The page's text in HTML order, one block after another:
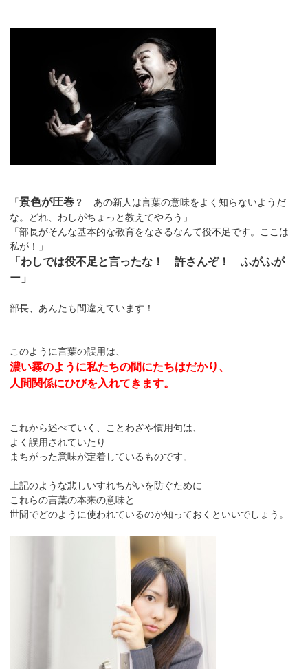
「景色が圧巻 ？ あの新人は言葉の意味をよく知らないようだ
な。どれ、わしがちょっと教えてやろう」
「部長がそんな基本的な教育をなさるなんて役不足です。ここは
私が！」
「わしでは役不足と言ったな！ 許さんぞ！ ふがふが
ー」
部長、あんたも間違えています！
このように言葉の誤用は、
濃い霧のように私たちの間にたちはだかり、
人間関係にひびを入れてきます。
これから述べていく、ことわざや慣用句は、
よく誤用されていたり
まちがった意味が定着しているものです。
上記のような悲しいすれちがいを防ぐために
これらの言葉の本来の意味と
世間でどのように使われているのか知っておくといいでしょう。